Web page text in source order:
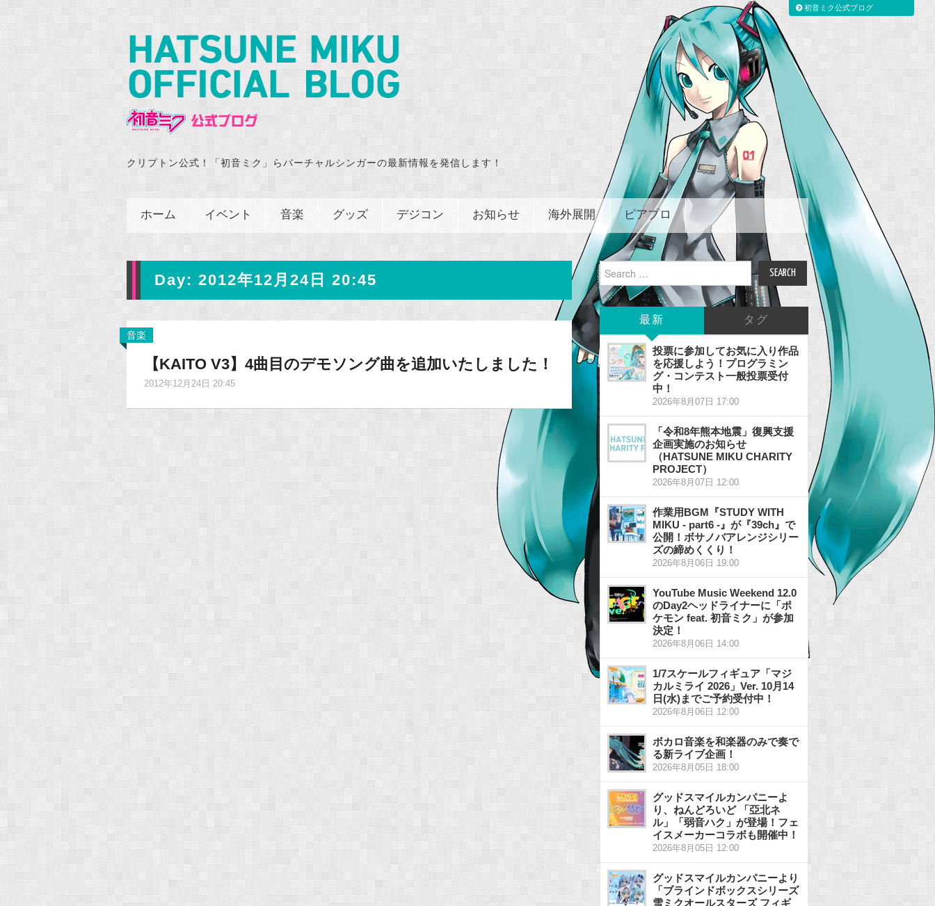
クリプトン公式！「初音ミク」らバーチャルシンガーの最新情報を発信します！
ホーム イベント 音楽 グッズ デジコン お知らせ 海外展開 ピアプロ
Day: 2012年12月24日 20:45
音楽
【KAITO V3】4曲目のデモソング曲を追加いたしました！
2012年12月24日 20:45
Search
for:
最新 タグ
投票に参加してお気に入り作品
を応援しよう！プログラミン
グ・コンテスト一般投票受付
中！
2026年8月07日 17:00
「令和8年熊本地震」復興支援
企画実施のお知らせ
（HATSUNE MIKU CHARITY
PROJECT）
2026年8月07日 12:00
作業用BGM『STUDY WITH
MIKU - part6 -』が『39ch』で
公開！ボサノバアレンジシリー
ズの締めくくり！
2026年8月06日 19:00
YouTube Music Weekend 12.0
のDay2ヘッドライナーに「ポ
ケモン feat. 初音ミク」が参加
決定！
2026年8月06日 14:00
1/7スケールフィギュア「マジ
カルミライ 2026」Ver. 10月14
日(水)までご予約受付中！
2026年8月06日 12:00
ボカロ音楽を和楽器のみで奏で
る新ライブ企画！
2026年8月05日 18:00
グッドスマイルカンパニーよ
り、ねんどろいど 「亞北ネ
ル」「弱音ハク」が登場！フェ
イスメーカーコラボも開催中！
2026年8月05日 12:00
グッドスマイルカンパニーより
「ブラインドボックスシリーズ
雪ミクオールスターズ フィギ
初音ミク公式ブログ